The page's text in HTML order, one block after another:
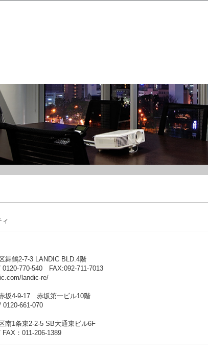
鶴2-7-3 LANDIC BLD.4階
0120-770-540 FAX:092-711-7013
landic-re/
坂4-9-17 赤坂第一ビル10階
0120-661-070
1条東2-2-5 SB大通東ビル6F
：011-206-1389